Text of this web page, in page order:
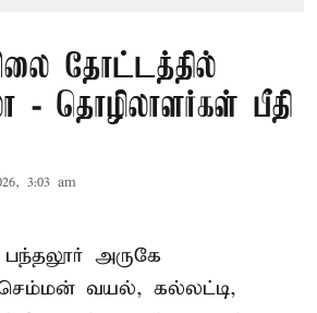
தோட்டத்தில்
- தொழிலாளர்கள் பீதி
3:03 am
பந்தலூர் அருகே
வயல், கல்லட்டி,